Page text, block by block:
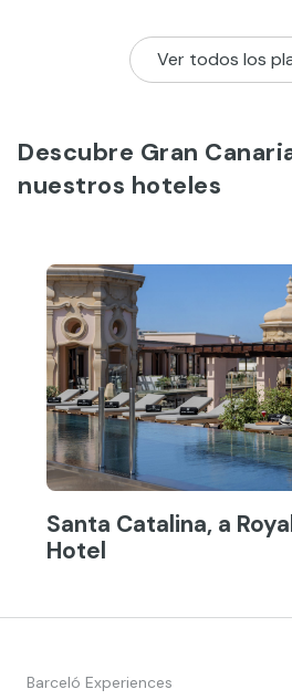
Ver todos los
Descubre Gran
nuestros hoteles
Santa Catalina, a
Hotel
Barceló Experiences